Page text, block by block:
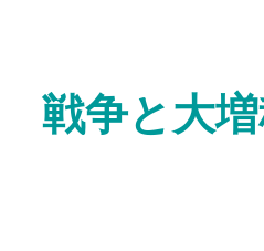
戦争と大
岸田